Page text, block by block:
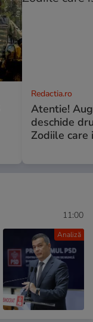
Redactia.ro
Atentie!
deschide
Zodiile care
Analiză
11:00